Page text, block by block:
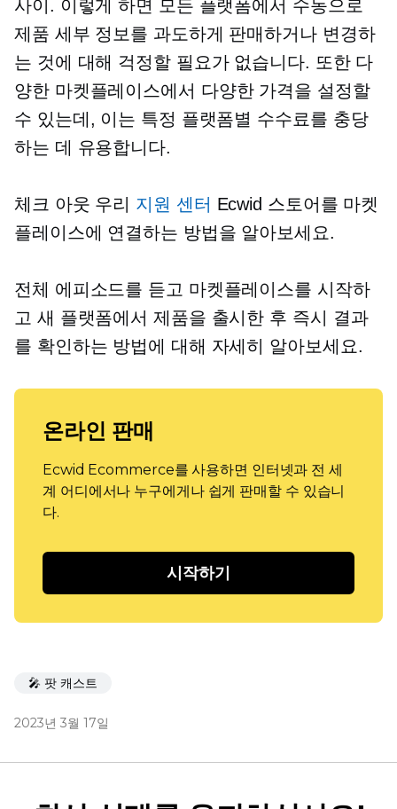
사이. 이렇게 하면 모든 플랫폼에서 수동으로
제품 세부 정보를 과도하게 판매하거나 변경하
는 것에 대해 걱정할 필요가 없습니다. 또한 다
양한 마켓플레이스에서 다양한 가격을 설정할
수 있는데, 이는 특정 플랫폼별 수수료를 충당
하는 데 유용합니다.
체크 아웃 우리 지원 센터 Ecwid 스토어를 마켓
플레이스에 연결하는 방법을 알아보세요.
전체 에피소드를 듣고 마켓플레이스를 시작하
고 새 플랫폼에서 제품을 출시한 후 즉시 결과
를 확인하는 방법에 대해 자세히 알아보세요.
온라인 판매
Ecwid Ecommerce를 사용하면 인터넷과 전 세
계 어디에서나 누구에게나 쉽게 판매할 수 있습니
다.
시작하기
🎤 팟 캐스트
2023년 3월 17일